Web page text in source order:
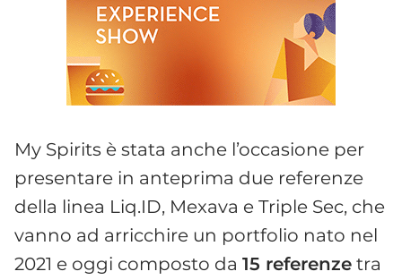
My Spirits è stata anche l’occasione per
presentare in anteprima due referenze
della linea Liq.ID, Mexava e Triple Sec, che
vanno ad arricchire un portfolio nato nel
2021 e oggi composto da 15 referenze tra